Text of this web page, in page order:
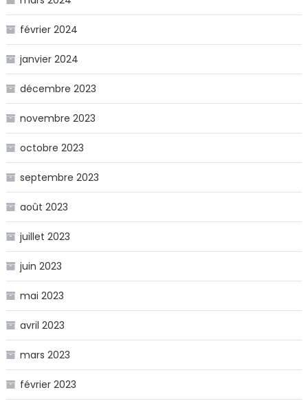
février 2024
janvier 2024
décembre 2023
novembre 2023
octobre 2023
septembre 2023
août 2023
juillet 2023
juin 2023
mai 2023
avril 2023
mars 2023
février 2023